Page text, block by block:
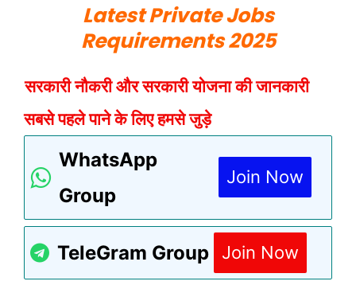
Latest Private Jobs
Requirements 2025
सरकारी नौकरी और सरकारी योजना की जानकारी
सबसे पहले पाने के लिए हमसे जुड़े
WhatsApp
Group
Join Now
TeleGram Group Join Now